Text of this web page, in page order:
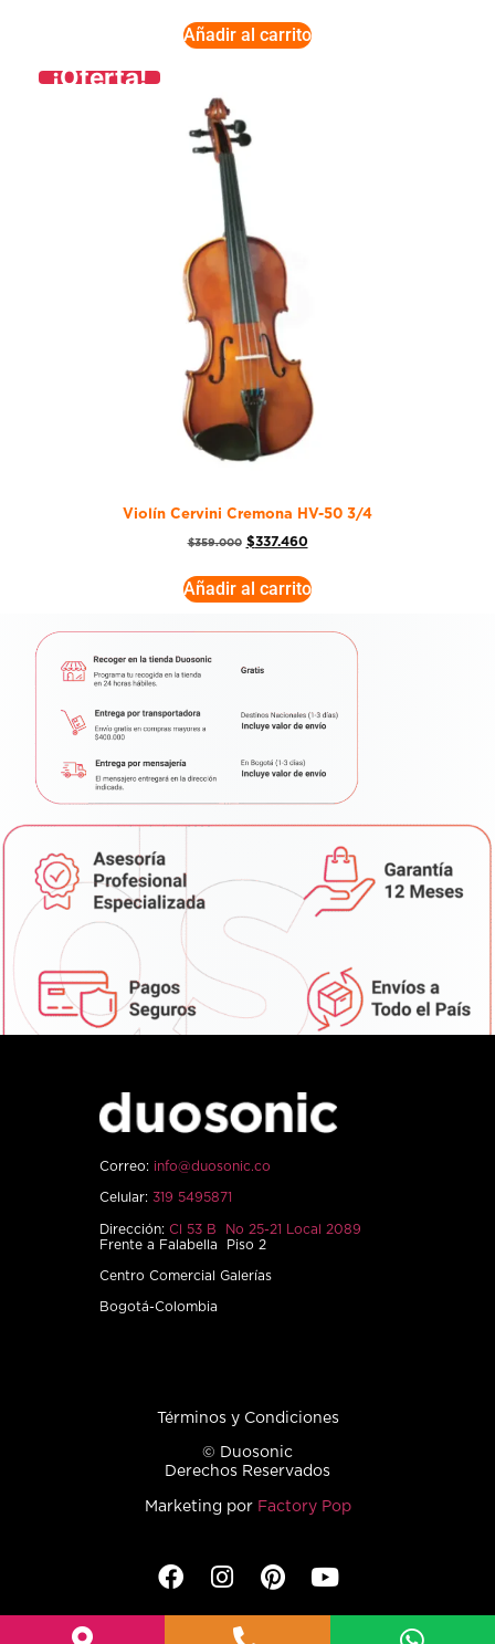
Añadir al carrito
¡Oferta!
Violín Cervini Cremona HV-50 3/4
$359.000 $337.460
Añadir al carrito
Correo: info@duosonic.co
Celular: 319 5495871
Dirección: Cl 53 B No 25-21 Local 2089
Frente a Falabella Piso 2
Centro Comercial Galerías
Bogotá-Colombia
Términos y Condiciones
© Duosonic
Derechos Reservados
Marketing por Factory Pop